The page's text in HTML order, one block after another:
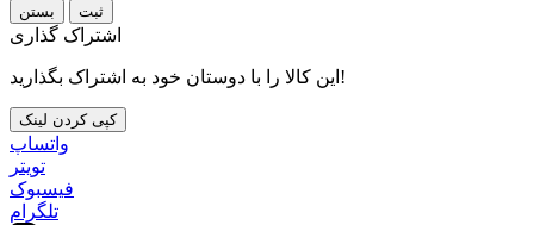
بستن
اشتراک گذاری
این کالا را با دوستان خود به اشتراک بگذارید!
کپی کردن لینک
واتساپ
تويتر
فیسبوک
تلگرام